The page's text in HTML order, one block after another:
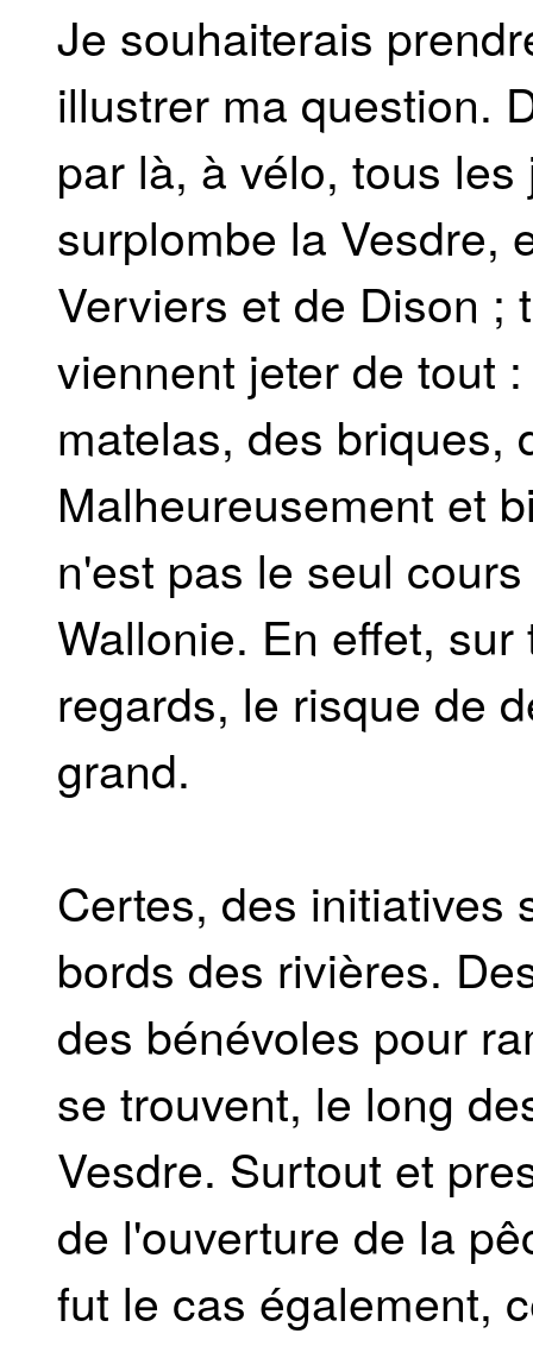
Je souhaiterais
illustrer ma question.
par là, à vélo, tous
surplombe la Vesdre,
Verviers et de Dison ;
viennent jeter de tout
matelas, des briques,
Malheureusement et
n'est pas le seul
Wallonie. En effet,
regards, le risque de
grand.
Certes, des initiatives
bords des rivières.
des bénévoles pour
se trouvent, le long
Vesdre. Surtout et
de l'ouverture de la
fut le cas également,